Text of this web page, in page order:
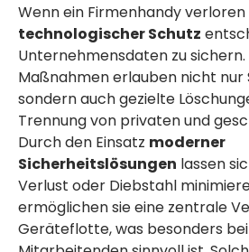
Wenn ein Firmenhandy
technologischer Schutz
Unternehmensdaten zu
Maßnahmen erlauben nicht nur
sondern auch gezielte
Trennung von privaten und
Durch den Einsatz moderner
Sicherheitslösungen lassen
Verlust oder Diebstahl
ermöglichen sie eine zentrale
Geräteflotte, was besonders